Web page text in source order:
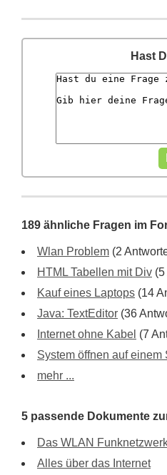
Hast
189 ähnliche Fragen im
Wlan Problem (2
HTML Tabellen mit Div
Kauf eines Laptops (14
Java: TextEditor (36
Internet ohne Kabel (7
System öffnen auf einem
mehr ...
5 passende Dokumente
Das WLAN
Alles über das Internet